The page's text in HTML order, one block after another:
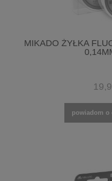
MIKADO ŻYŁKA
powiadom o